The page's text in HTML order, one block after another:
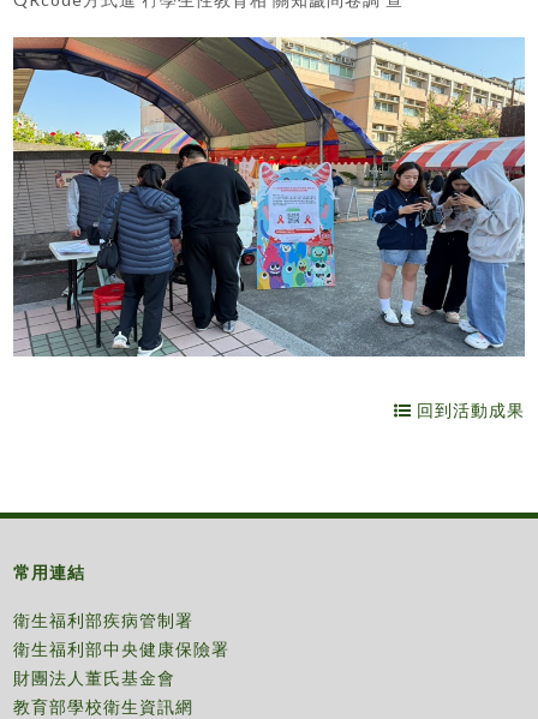
回到活動成果
常用連結
衛生福利部疾病管制署
衛生福利部中央健康保險署
財團法人董氏基金會
教育部學校衛生資訊網